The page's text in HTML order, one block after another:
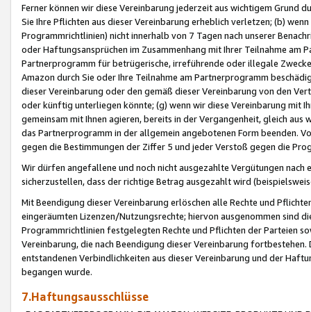
Ferner können wir diese Vereinbarung jederzeit aus wichtigem Grund
Sie Ihre Pflichten aus dieser Vereinbarung erheblich verletzen; (b)
Programmrichtlinien) nicht innerhalb von 7 Tagen nach unserer
oder Haftungsansprüchen im Zusammenhang mit Ihrer Teilnahme am
Partnerprogramm für betrügerische, irreführende oder illegale
Amazon durch Sie oder Ihre Teilnahme am Partnerprogramm
dieser Vereinbarung oder den gemäß dieser Vereinbarung von den
oder künftig unterliegen könnte; (g) wenn wir diese Vereinbarung mit
gemeinsam mit Ihnen agieren, bereits in der Vergangenheit, gleich
das Partnerprogramm in der allgemein angebotenen Form beenden.
gegen die Bestimmungen der Ziffer 5 und jeder Verstoß gegen die
Wir dürfen angefallene und noch nicht ausgezahlte Vergütungen
sicherzustellen, dass der richtige Betrag ausgezahlt wird
Mit Beendigung dieser Vereinbarung erlöschen alle Rechte und
eingeräumten Lizenzen/Nutzungsrechte; hiervon ausgenommen sind
Programmrichtlinien festgelegten Rechte und Pflichten der Parteien
Vereinbarung, die nach Beendigung dieser Vereinbarung
entstandenen Verbindlichkeiten aus dieser Vereinbarung und der
begangen wurde.
7.Haftungsausschlüsse